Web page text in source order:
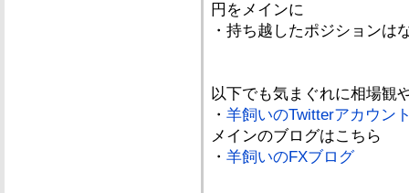
円をメインに
・持ち越したポジションは
以下でも気まぐれに相場観
・ 羊飼いのTwitterアカウン
メインのブログはこちら
・ 羊飼いのFXブログ